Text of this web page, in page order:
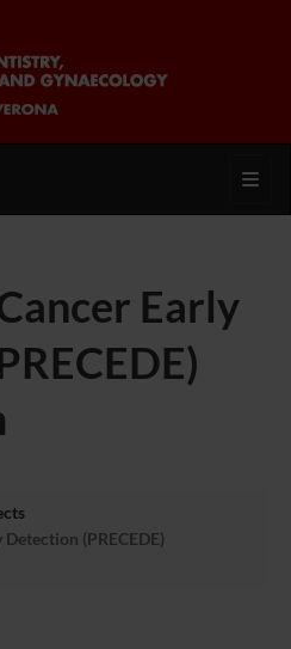
Early
(PRECEDE)